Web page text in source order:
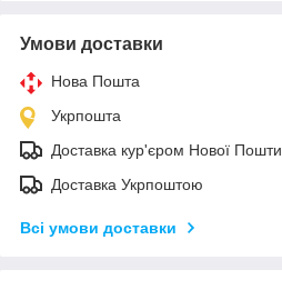
Умови доставки
Нова Пошта
Укрпошта
Доставка кур'єром Нової Пошти
Доставка Укрпоштою
Всі умови доставки